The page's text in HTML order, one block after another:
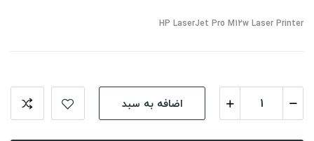
HP LaserJet Pro M12w Laser Printer
اضافه به سبد